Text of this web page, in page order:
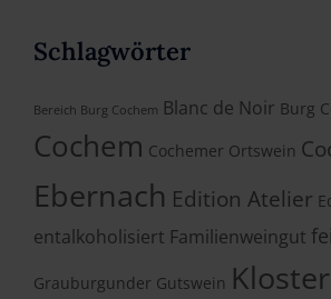
Schlagwörter
Bereich Burg Cochem Blanc de Noir Burg
Cochem Cochemer Ortswein
Ebernach Edition Atelier
entalkoholisiert Familienweingut
Grauburgunder Gutswein Kloster